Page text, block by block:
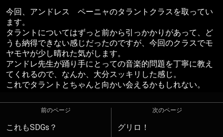
今回、アンドレス ペーニャのタラントクラスを取ってい
ます。
タラントについてはずっと前から引っかかりがあって、ど
うも納得できない感じだったのですが、今回のクラスでモ
ヤモヤが少し晴れた気がします。
アンドレ先生が踊り手にとっての音楽的問題を丁寧に教え
てくれるので、なんか、大分スッキリした感じ。
これでタラントとちゃんと向かい会えるかもしれない。
前のページ
これもSDGs？
次のページ
グリロ！